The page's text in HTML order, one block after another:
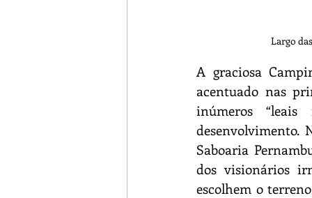
Largo
A graciosa
acentuado nas
inúmeros “leais
desenvolvimento.
Saboaria
dos visionários
escolhem o